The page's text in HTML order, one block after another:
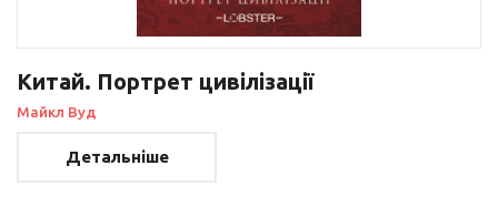
Китай. Портрет цивілізації
Майкл Вуд
Детальніше